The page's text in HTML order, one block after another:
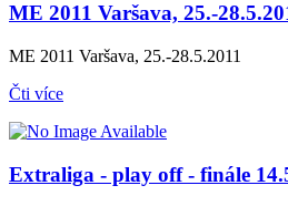
ME 2011 Varšava, 25.-
ME 2011 Varšava, 25.-28.5.2011
Čti více
Extraliga - play off - finále